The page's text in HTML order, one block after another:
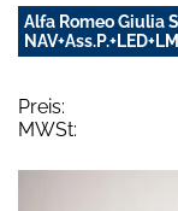
Alfa Romeo Giulia
Preis:
MWSt: